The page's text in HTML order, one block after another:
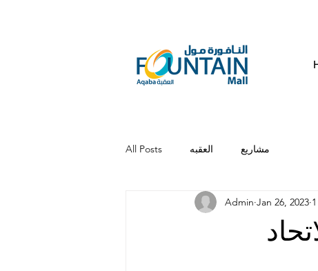
All Posts العقبه مشاريع
Admin Jan 26, 2023